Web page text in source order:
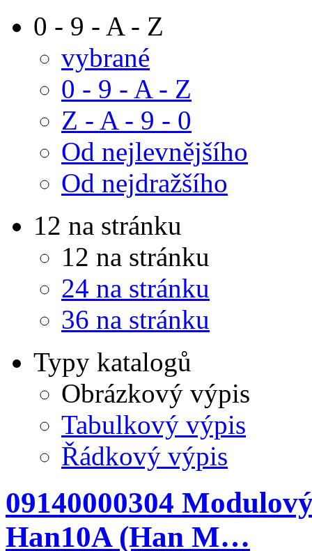
0 - 9 - A - Z
vybrané
0 - 9 - A - Z
Z - A - 9 - 0
Od nejlevnějšího
Od nejdražšího
12 na stránku
12 na stránku
24 na stránku
36 na stránku
Typy katalogů
Obrázkový výpis
Tabulkový výpis
Řádkový výpis
09140000304
Han10A (Han M…